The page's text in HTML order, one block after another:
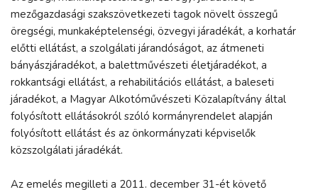
mezőgazdasági szakszövetkezeti tagok növelt összegű
öregségi, munkaképtelenségi, özvegyi járadékát, a korhatár
előtti ellátást, a szolgálati járandóságot, az átmeneti
bányászjáradékot, a balettművészeti életjáradékot, a
rokkantsági ellátást, a rehabilitációs ellátást, a baleseti
járadékot, a Magyar Alkotóművészeti Közalapítvány által
folyósított ellátásokról szóló kormányrendelet alapján
folyósított ellátást és az önkormányzati képviselők
közszolgálati járadékát.
Az emelés megilleti a 2011. december 31-ét követő